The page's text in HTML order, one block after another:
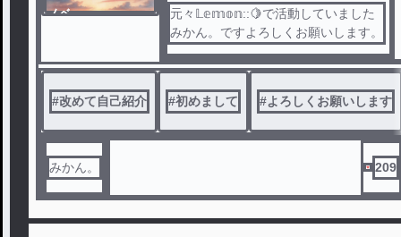
ノベ
元々𝕃𝕖𝕞𝕠𝕟::🍋で活動していました
みかん。ですよろしくお願いします。
#改めて自己紹介 #初めまして #よろしくお願いします
みかん。 209